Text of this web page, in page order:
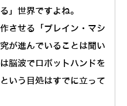
」世界ですよね。
させる「ブレイン・マシ
が進んでいることは聞い
脳波でロボットハンドを
いう目処はすでに立って